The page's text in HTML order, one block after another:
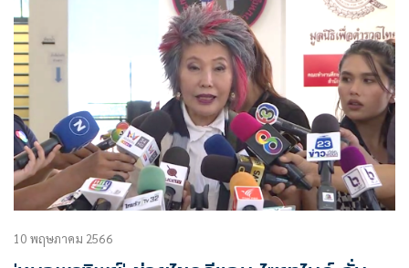
ทำงานที่มี พล.ต.อ.สุรเชษฐ์ หักพาล รอง ผบ.ตร.เป็นหัวหน้า
คณะทำงาน มีการประชุมทุกวันโดยมีพนักงานสอบสวนของงกอง
ปราบปราม
10 พฤษภาคม 2566